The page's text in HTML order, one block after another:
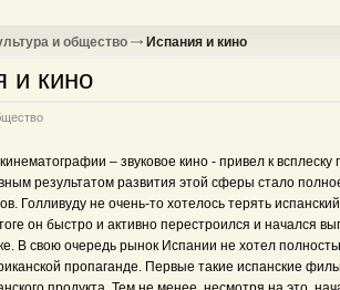
и общество Испания и кино
и кино
– звуковое кино - привел к
результатом развития этой сферы стало
Голливуду не очень-то хотелось терять
он быстро и активно перестроился и начался
В свою очередь рынок Испании не хотел
пропаганде. Первые такие испанские